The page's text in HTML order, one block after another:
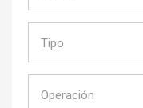
Tipo
Operación